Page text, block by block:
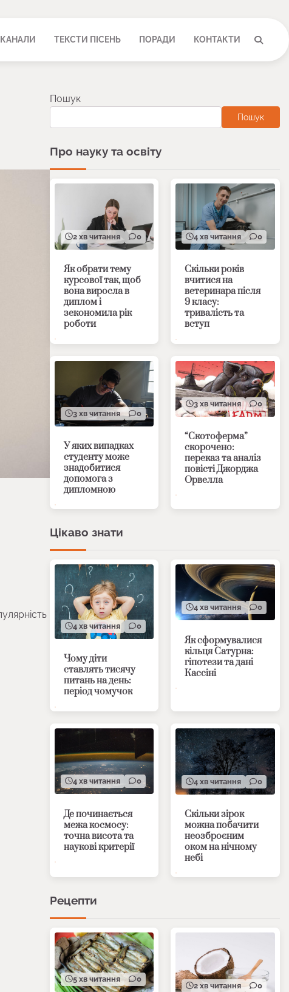
КАНАЛИ ТЕКСТИ ПІСЕНЬ ПОРАДИ КОНТАКТИ
Пошук
Пошук
Про науку та освіту
2 хв читання 0
Як обрати тему
курсової так, щоб
вона виросла в
диплом і
зекономила рік
роботи
4 хв читання 0
Скільки років
вчитися на
ветеринара після
9 класу:
тривалість та
вступ
3 хв читання 0
У яких випадках
студенту може
знадобитися
допомога з
дипломною
3 хв читання 0
“Скотоферма”
скорочено:
переказ та аналіз
повісті Джорджа
Орвелла
Цікаво знати
4 хв читання 0
Чому діти
ставлять тисячу
питань на день:
період чомучок
4 хв читання 0
Як сформувалися
кільця Сатурна:
гіпотези та дані
Кассіні
4 хв читання 0
Де починається
межа космосу:
точна висота та
наукові критерії
4 хв читання 0
Скільки зірок
можна побачити
неозброєним
оком на нічному
небі
Рецепти
5 хв читання 0
2 хв читання 0